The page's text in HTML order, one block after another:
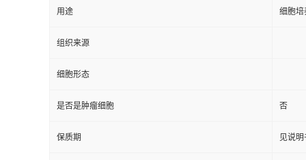
用途 细胞培
组织来源
细胞形态
是否是肿瘤细胞 否
保质期 见说明